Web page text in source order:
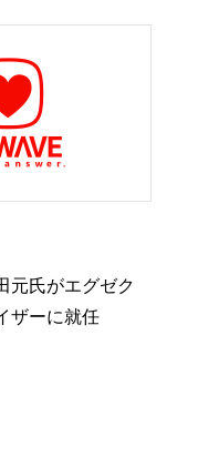
元氏がエグゼク
ザーに就任